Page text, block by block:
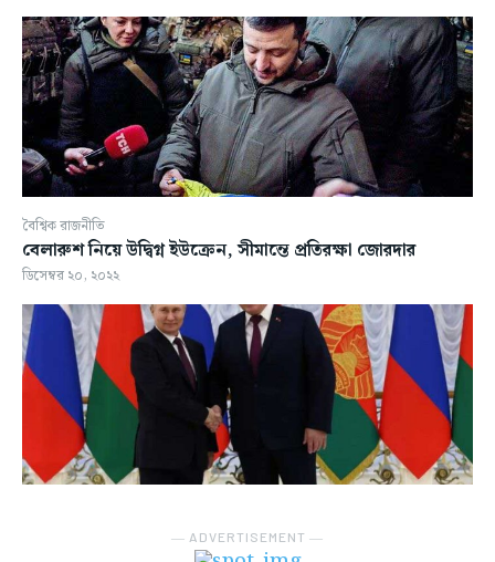
বৈশ্বিক রাজনীতি
বেলারুশ নিয়ে উদ্বিগ্ন ইউক্রেন, সীমান্তে প্রতিরক্ষা জোরদার
ডিসেম্বর ২০, ২০২২
― ADVERTISEMENT ―